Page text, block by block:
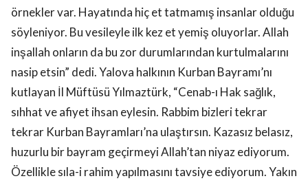
örnekler var. Hayatında hiç et tatmamış insanlar olduğu
söyleniyor. Bu vesileyle ilk kez et yemiş oluyorlar. Allah
inşallah onların da bu zor durumlarından kurtulmalarını
nasip etsin” dedi. Yalova halkının Kurban Bayramı’nı
kutlayan İl Müftüsü Yılmaztürk, “Cenab-ı Hak sağlık,
sıhhat ve afiyet ihsan eylesin. Rabbim bizleri tekrar
tekrar Kurban Bayramları’na ulaştırsın. Kazasız belasız,
huzurlu bir bayram geçirmeyi Allah’tan niyaz ediyorum.
Özellikle sıla-i rahim yapılmasını tavsiye ediyorum. Yakın